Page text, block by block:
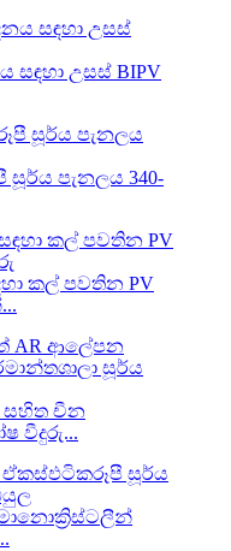
සඳහා උසස් BIPV
පැනලය 340-
කල් පවතින PV
සහිත චීන
වීදුරු...
මොනොක්‍රිස්ටලීන්